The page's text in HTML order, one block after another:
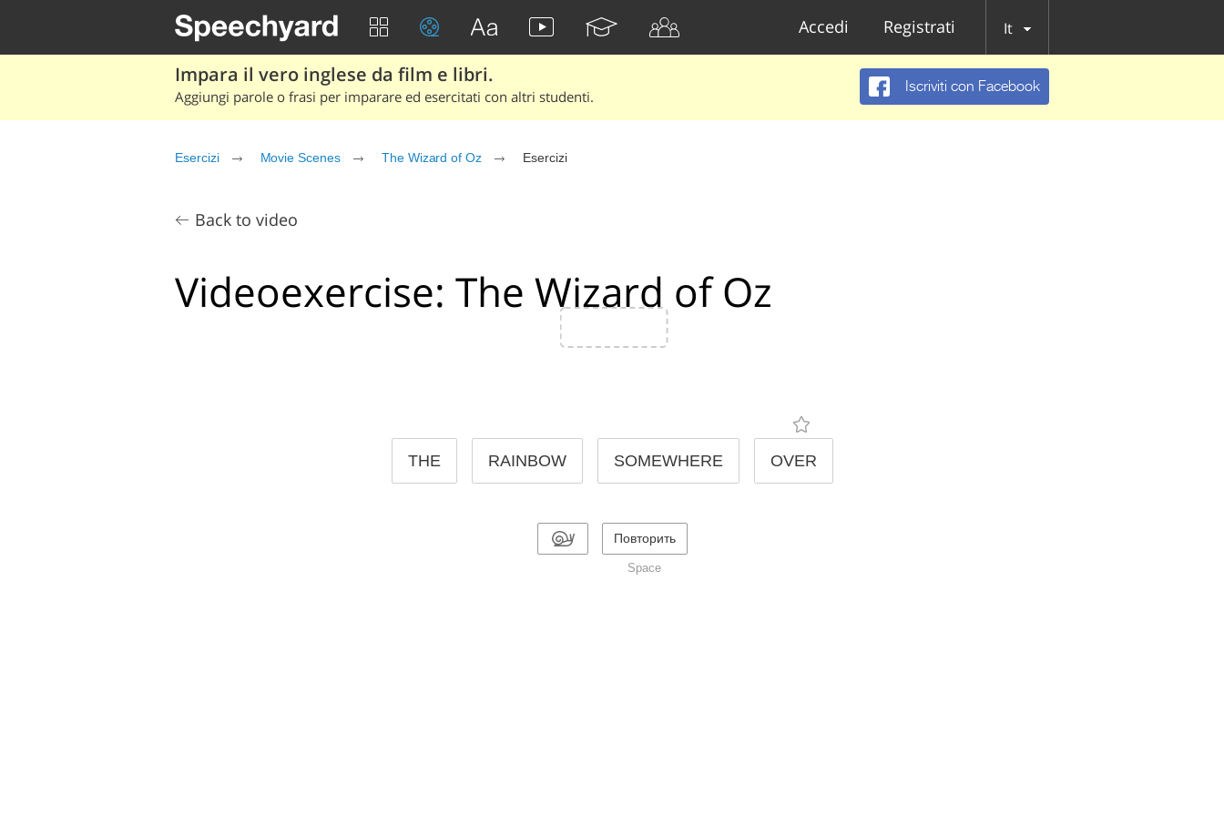
Accedi Registrati It
Impara il vero inglese da film e libri.
Aggiungi parole o frasi per imparare ed esercitati con altri studenti.
Iscriviti con Facebook
Esercizi Movie Scenes The Wizard of Oz Esercizi
Back to video
Videoexercise: The Wizard of Oz
THE RAINBOW SOMEWHERE OVER
Повторить